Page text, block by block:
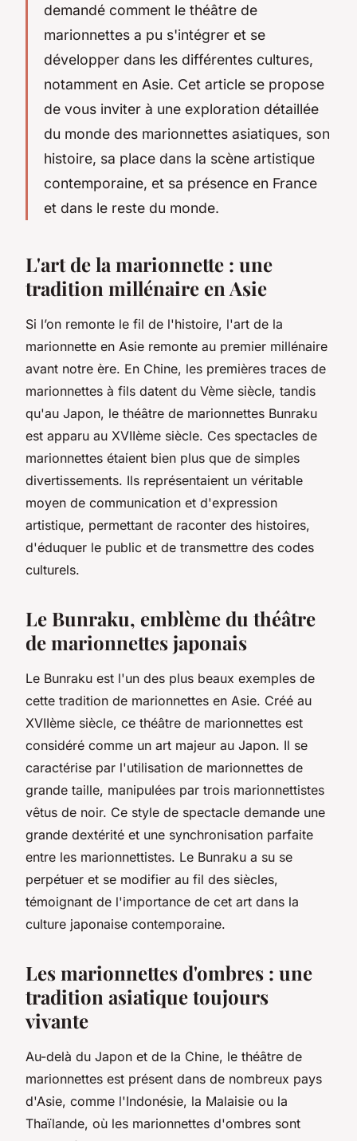
demandé comment le théâtre de
marionnettes a pu s'intégrer et se
développer dans les différentes cultures,
notamment en Asie. Cet article se propose
de vous inviter à une exploration détaillée
du monde des marionnettes asiatiques, son
histoire, sa place dans la scène artistique
contemporaine, et sa présence en France
et dans le reste du monde.
L'art de la marionnette : une
tradition millénaire en Asie
Si l’on remonte le fil de l'histoire, l'art de la
marionnette en Asie remonte au premier millénaire
avant notre ère. En Chine, les premières traces de
marionnettes à fils datent du Vème siècle, tandis
qu'au Japon, le théâtre de marionnettes Bunraku
est apparu au XVIIème siècle. Ces spectacles de
marionnettes étaient bien plus que de simples
divertissements. Ils représentaient un véritable
moyen de communication et d'expression
artistique, permettant de raconter des histoires,
d'éduquer le public et de transmettre des codes
culturels.
Le Bunraku, emblème du théâtre
de marionnettes japonais
Le Bunraku est l'un des plus beaux exemples de
cette tradition de marionnettes en Asie. Créé au
XVIIème siècle, ce théâtre de marionnettes est
considéré comme un art majeur au Japon. Il se
caractérise par l'utilisation de marionnettes de
grande taille, manipulées par trois marionnettistes
vêtus de noir. Ce style de spectacle demande une
grande dextérité et une synchronisation parfaite
entre les marionnettistes. Le Bunraku a su se
perpétuer et se modifier au fil des siècles,
témoignant de l'importance de cet art dans la
culture japonaise contemporaine.
Les marionnettes d'ombres : une
tradition asiatique toujours
vivante
Au-delà du Japon et de la Chine, le théâtre de
marionnettes est présent dans de nombreux pays
d'Asie, comme l'Indonésie, la Malaisie ou la
Thaïlande, où les marionnettes d'ombres sont